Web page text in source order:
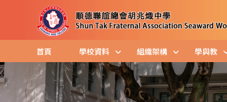
首頁 學校資料 組織架構 學與教